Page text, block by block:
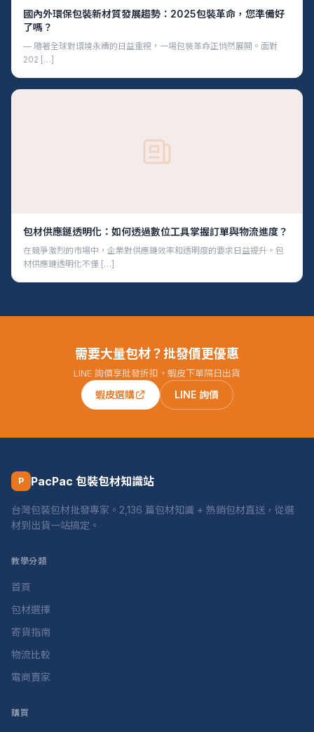
國內外環保包裝新材質發展趨勢：2025包裝革命，您準備好
了嗎？
— 隨著全球對環境永續的日益重視，一場包裝革命正悄然展開。面對
202 […]
包材供應鏈透明化：如何透過數位工具掌握訂單與物流進度？
在競爭激烈的市場中，企業對供應鏈效率和透明度的要求日益提升。包
材供應鏈透明化不僅 […]
需要大量包材？批發價更優惠
LINE 詢價享批發折扣，蝦皮下單隔日出貨
蝦皮選購 LINE 詢價
P PacPac 包裝包材知識站
台灣包裝包材批發專家。2,136 篇包材知識 + 熱銷包材直送，從選
材到出貨一站搞定。
教學分類
首頁
包材選擇
寄貨指南
物流比較
電商賣家
購買